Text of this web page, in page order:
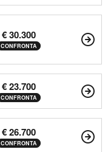
€ 30.300
CONFRONTA
€ 23.700
CONFRONTA
€ 26.700
CONFRONTA